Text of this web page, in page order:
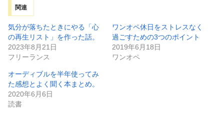
関連
気分が落ちたときにやる「心
の再生リスト」を作った話。
2023年8月21日
フリーランス
ワンオペ休日をストレスなく
過ごすための3つのポイント
2019年6月18日
ワンオペ
オーディブルを半年使ってみ
た感想とよく聞く本まとめ。
2020年6月6日
読書